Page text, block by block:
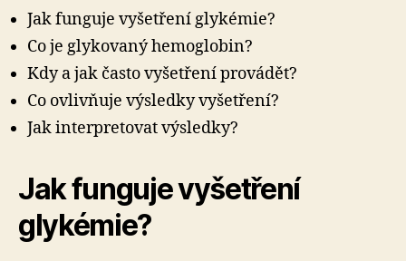
Jak funguje vyšetření glykémie?
Co je glykovaný hemoglobin?
Kdy a jak často vyšetření provádět?
Co ovlivňuje výsledky vyšetření?
Jak interpretovat výsledky?
Jak funguje vyšetření
glykémie?